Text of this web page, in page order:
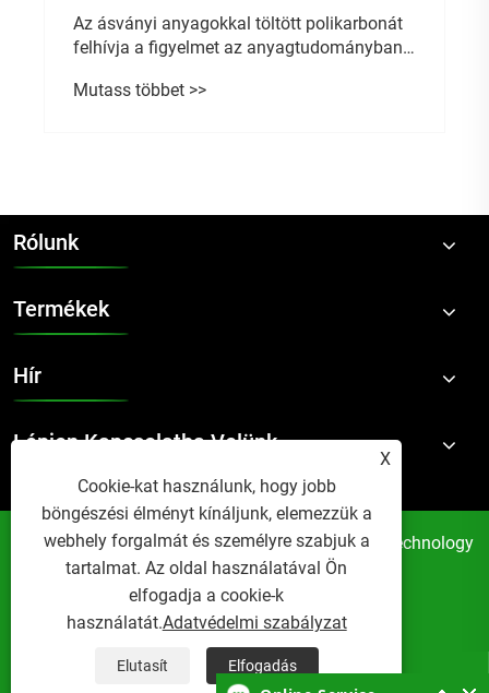
Az ásványi anyagokkal töltött polikarbonát
felhívja a figyelmet az anyagtudományban
Mutass többet >>
Rólunk
Termékek
Hír
Lépjen Kapcsolatba Velünk
Copyright © 2024 Suzhou Accom New Material Technology
Co., Ltd. Minden jog fenntartva.
Links
Sitemap RSS
Adatvédelmi szabályzat

X
Cookie-kat használunk, hogy jobb
böngészési élményt kínáljunk, elemezzük a
webhely forgalmát és személyre szabjuk a
tartalmat. Az oldal használatával Ön
elfogadja a cookie-k
használatát.Adatvédelmi szabályzat
Elutasít Elfogadás